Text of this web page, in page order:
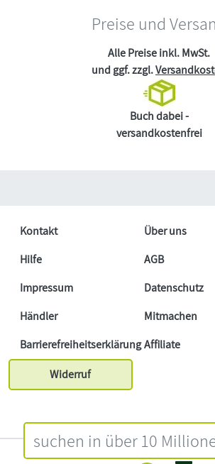
Preise und
Alle Preise inkl. MwSt.
und ggf. zzgl.
Buch dabei -
versandkostenfrei
Kontakt
Über uns
Hilfe
AGB
Impressum
Datenschutz
Händler
Mitmachen
BarrierefreiheitserklärungAffiliate
Widerruf